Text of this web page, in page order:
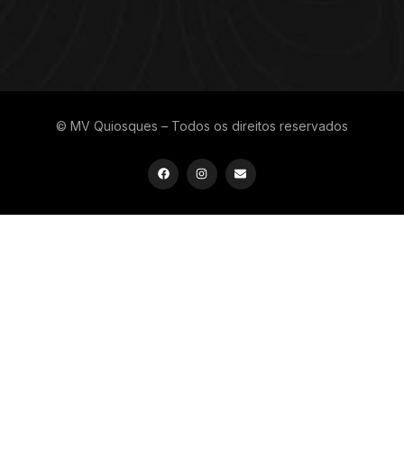
© MV Quiosques – Todos os direitos reservados